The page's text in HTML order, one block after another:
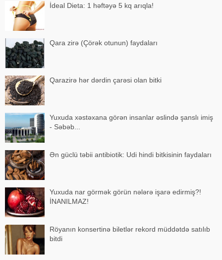
İdeal Dieta: 1 həftəyə 5 kq arıqla!
Qara zirə (Çörək otunun) faydaları
Qarazirə hər dərdin çarəsi olan bitki
Yuxuda xəstəxana görən insanlar əslində şanslı imiş
- Səbəb...
Ən güclü təbii antibiotik: Udi hindi bitkisinin faydaları
Yuxuda nar görmək görün nələrə işarə edirmiş?!
İNANILMAZ!
Röyanın konsertinə biletlər rekord müddətdə satılıb
bitdi